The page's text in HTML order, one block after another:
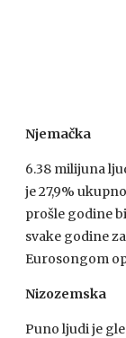
Njemačka
6.38 milijuna
je 27,9%
prošle godine
svake godine
Eurosongom
Nizozemska
Puno ljudi je